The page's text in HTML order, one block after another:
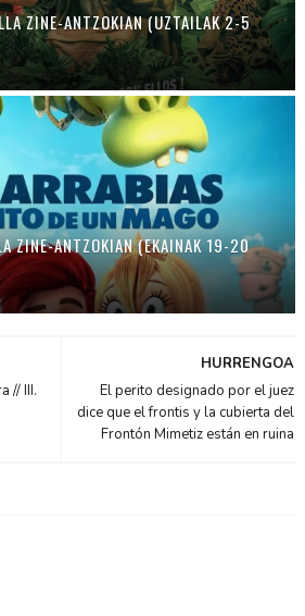
ZINE-ANTZOKIAN (UZTAILAK 2-5
ZINE-ANTZOKIAN (EKAINAK 19-20
HURRENGOA
El perito designado por el juez
dice que el frontis y la cubierta del
Frontón Mimetiz están en ruina
// III.